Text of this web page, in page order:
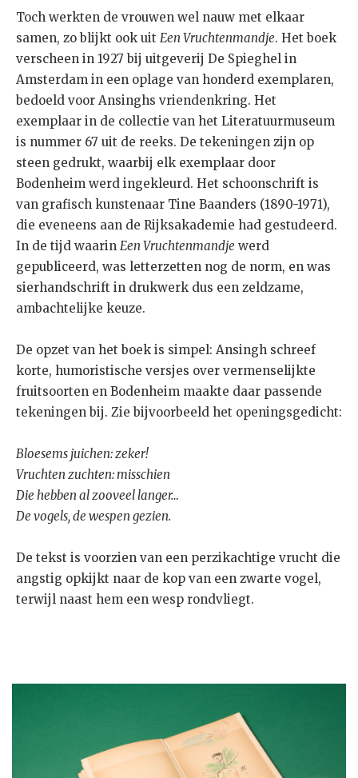
Toch werkten de vrouwen wel nauw met elkaar
samen, zo blijkt ook uit Een Vruchtenmandje. Het boek
verscheen in 1927 bij uitgeverij De Spieghel in
Amsterdam in een oplage van honderd exemplaren,
bedoeld voor Ansinghs vriendenkring. Het
exemplaar in de collectie van het Literatuurmuseum
is nummer 67 uit de reeks. De tekeningen zijn op
steen gedrukt, waarbij elk exemplaar door
Bodenheim werd ingekleurd. Het schoonschrift is
van grafisch kunstenaar Tine Baanders (1890-1971),
die eveneens aan de Rijksakademie had gestudeerd.
In de tijd waarin Een Vruchtenmandje werd
gepubliceerd, was letterzetten nog de norm, en was
sierhandschrift in drukwerk dus een zeldzame,
ambachtelijke keuze.
De opzet van het boek is simpel: Ansingh schreef
korte, humoristische versjes over vermenselijkte
fruitsoorten en Bodenheim maakte daar passende
tekeningen bij. Zie bijvoorbeeld het openingsgedicht:
Bloesems juichen: zeker!
Vruchten zuchten: misschien
Die hebben al zooveel langer…
De vogels, de wespen gezien.
De tekst is voorzien van een perzikachtige vrucht die
angstig opkijkt naar de kop van een zwarte vogel,
terwijl naast hem een wesp rondvliegt.